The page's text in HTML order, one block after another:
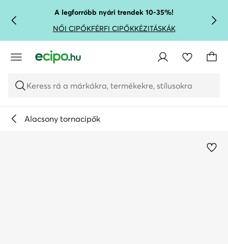
UGRÁS A FŐ TARTALOMRA
UGRÁS A KERESÉSHEZA legforróbb nyári trendek 10-35%!
NŐI CIPŐKFÉRFI CIPŐKKÉZITÁSKÁK
Keress rá a márkákra, termékekre, stílusokra
Alacsony tornacipők